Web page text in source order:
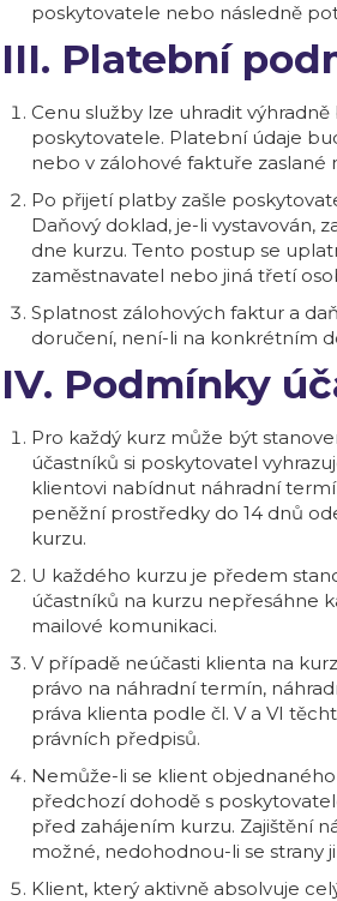
poskytovatele nebo následně
III. Platební
Cenu služby lze uhradit
poskytovatele. Platební údaje
nebo v zálohové faktuře zaslané
Po přijetí platby zašle
Daňový doklad, je-li vystavován,
dne kurzu. Tento postup se
zaměstnavatel nebo jiná třetí
Splatnost zálohových faktur a
doručení, není-li na konkrétním
IV. Podmínky
Pro každý kurz může být
účastníků si poskytovatel
klientovi nabídnut náhradní
peněžní prostředky do 14 dnů
kurzu.
U každého kurzu je předem
účastníků na kurzu nepřesáhne
mailové komunikaci.
V případě neúčasti klienta na
právo na náhradní termín,
práva klienta podle čl. V a VI
právních předpisů.
Nemůže-li se klient
předchozí dohodě s
před zahájením kurzu. Zajištění
možné, nedohodnou-li se strany
Klient, který aktivně absolvuje